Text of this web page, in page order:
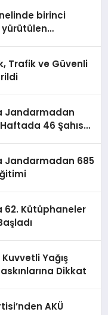
birinci
yürütülen
Trafik ve Güvenli
Jandarmadan
46 Şahıs
Jandarmadan 685
62. Kütüphaneler
Yağış
Dikkat
AKÜ